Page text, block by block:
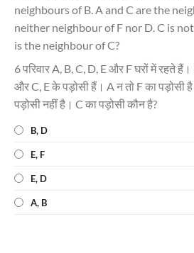
neighbours of B. A and C are the
neither neighbour of F nor D. C is
is the neighbour of C?
6 परिवार A, B, C, D, E और F घरों में रहते
और C, E के पड़ोसी हैं। A न तो F का पड़ोसी
पड़ोसी नहीं है। C का पड़ोसी कौन है?
B, D
E, F
E, D
A, B